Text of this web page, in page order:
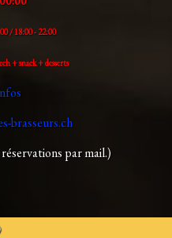
/18:00 - 22:00
+ snack + desserts
brasseurs.ch
par mail.)